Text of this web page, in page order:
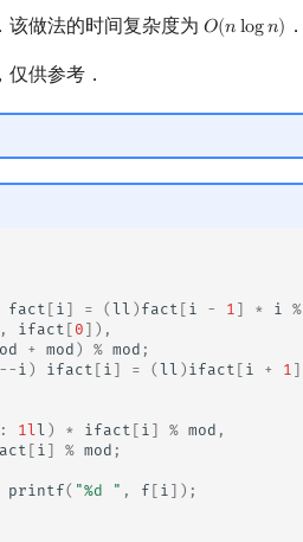
该做法的时间复杂度为 𝑂(𝑛log𝑛)
O(nlogn) ．
供参考．
fact [ i ] = (ll ) fact [ i - 1 ] * i %
ifact [ 0 ]),
+ mod ) % mod ;
-- i ) ifact [ i ] = (ll ) ifact [ i + 1 ]
: 1ll ) * ifact [ i ] % mod ,
[ i ] % mod ;
printf( "%d " , f [ i ]);